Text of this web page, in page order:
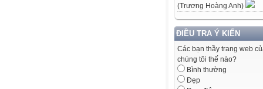
(Trương Hoàng Anh)
ĐIỀU TRA Ý KIẾN
Các bạn thầy trang web
chúng tôi thế nào?
Bình thường
Đẹp